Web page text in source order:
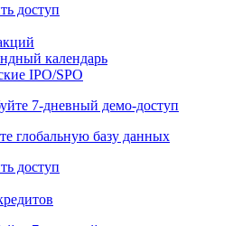
доступ
календарь
IPO/SPO
7-дневный демо-доступ
глобальную базу данных
доступ